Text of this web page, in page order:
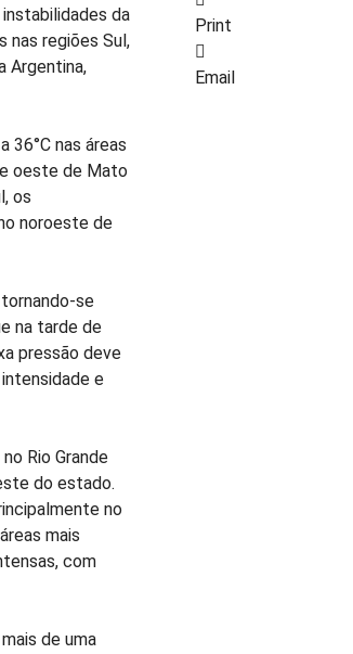
da
nas regiões Sul,
Argentina,
36°C nas áreas
oeste de Mato
os
noroeste de
se
na tarde de
pressão deve
e
Rio Grande
do estado.
no
mais
com
de uma
Print
Email